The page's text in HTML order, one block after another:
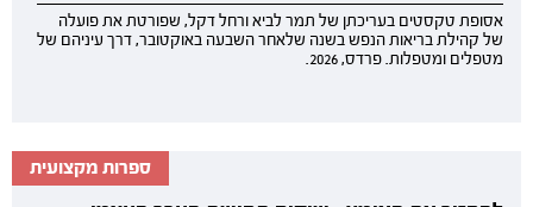
אסופת טקסטים בעריכתן של תמר לביא ורחל דקל, שפורטת את פועלה
של קהילת בריאות הנפש בשנה שלאחר השבעה באוקטובר, דרך עיניהם של
מטפלים ומטפלות. פרדס, 2026.
ספרות מקצועית